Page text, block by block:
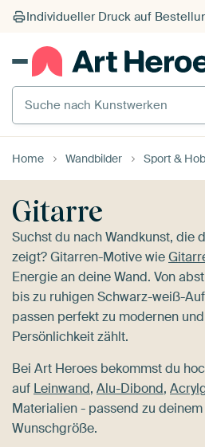
Suche nach Kunstwerken
Home Wandbilder Sport &
Gitarre
Suchst du nach Wandkunst, die
zeigt? Gitarren-Motive wie
Energie an deine Wand. Von
bis zu ruhigen Schwarz-weiß-
passen perfekt zu modernen
Persönlichkeit zählt.
Bei Art Heroes bekommst du
auf Leinwand, Alu-Dibond,
Materialien - passend zu
Wunschgröße.